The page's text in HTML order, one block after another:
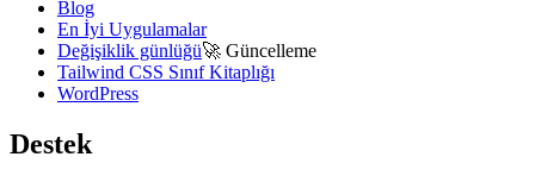
Blog
En İyi Uygulamalar
Değişiklik günlüğü🚀 Güncelleme
Tailwind CSS Sınıf Kitaplığı
WordPress
Destek